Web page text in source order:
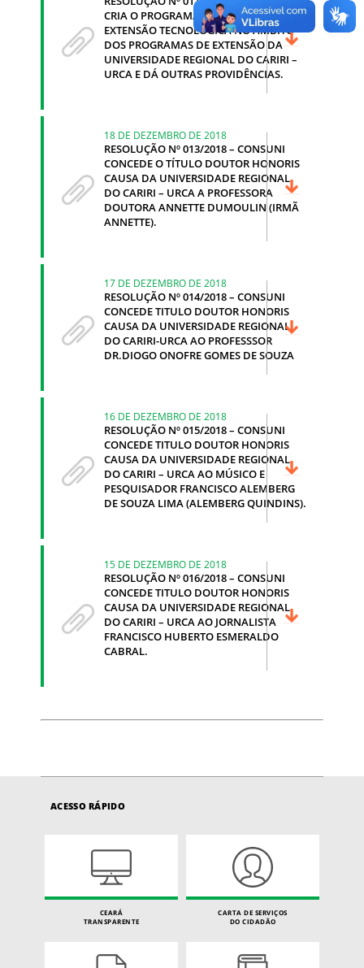
CRIA O PROGRAMA DE BOLSAS DE
EXTENSÃO TECNOLÓGICA NO ÂMBITO
DOS PROGRAMAS DE EXTENSÃO DA
UNIVERSIDADE REGIONAL DO CARIRI –
URCA E DÁ OUTRAS PROVIDÊNCIAS.
18 DE DEZEMBRO DE 2018
RESOLUÇÃO Nº 013/2018 – CONSUNI
CONCEDE O TÍTULO DOUTOR HONORIS
CAUSA DA UNIVERSIDADE REGIONAL
DO CARIRI – URCA A PROFESSORA
DOUTORA ANNETTE DUMOULIN (IRMÃ
ANNETTE).
17 DE DEZEMBRO DE 2018
RESOLUÇÃO Nº 014/2018 – CONSUNI
CONCEDE TITULO DOUTOR HONORIS
CAUSA DA UNIVERSIDADE REGIONAL
DO CARIRI-URCA AO PROFESSSOR
DR.DIOGO ONOFRE GOMES DE SOUZA
16 DE DEZEMBRO DE 2018
RESOLUÇÃO Nº 015/2018 – CONSUNI
CONCEDE TITULO DOUTOR HONORIS
CAUSA DA UNIVERSIDADE REGIONAL
DO CARIRI – URCA AO MÚSICO E
PESQUISADOR FRANCISCO ALEMBERG
DE SOUZA LIMA (ALEMBERG QUINDINS).
15 DE DEZEMBRO DE 2018
RESOLUÇÃO Nº 016/2018 – CONSUNI
CONCEDE TITULO DOUTOR HONORIS
CAUSA DA UNIVERSIDADE REGIONAL
DO CARIRI – URCA AO JORNALISTA
FRANCISCO HUBERTO ESMERALDO
CABRAL.
ACESSO RÁPIDO
CEARÁ
TRANSPARENTE
CARTA DE SERVIÇOS
DO CIDADÃO